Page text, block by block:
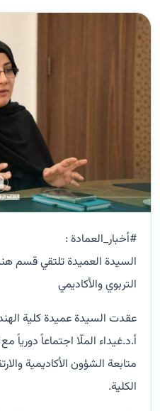
#أخبار_العمادة :
السيدة العميدة تلتقي قسم
التربوي والأكاديمي
عقدت السيدة عميدة كلية
أ.د.غيداء الملّا اجتماعاً
متابعة الشؤون الأكاديمية
الكلية.